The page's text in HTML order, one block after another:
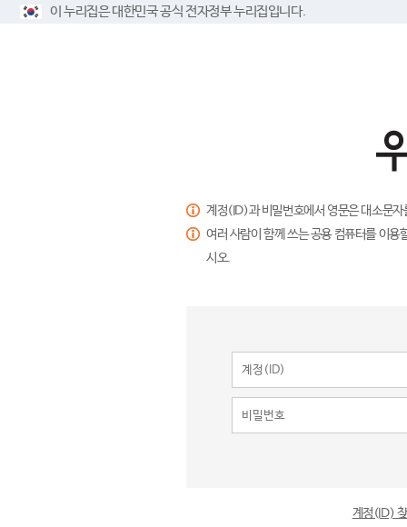
이 누리집은 대한민국 공식 전자정부 누리집입니다.
계정(ID)과 비밀번호에서 영문은 대소문
여러 사람이 함께 쓰는 공용 컴퓨터를 이
시오.
계정(ID)